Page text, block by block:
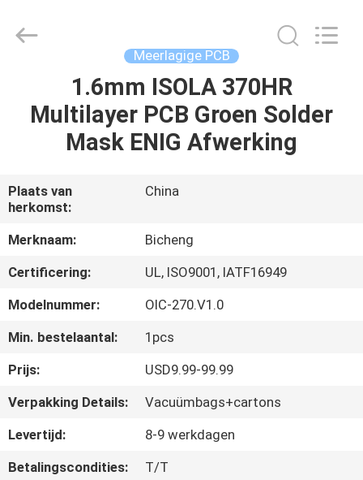
PRODUCTEN
VIDEO'S
OVER
ONS
KWALITEITSCONTROLE
NEEM
Technology
Meerlagige PCB
1.6mm ISOLA 370HR
Multilayer PCB Groen Solder
Mask ENIG Afwerking
Plaats van
herkomst:
China
Merknaam:
Bicheng
Certificering:
UL, ISO9001, IATF16949
Modelnummer:
OIC-270.V1.0
Min. bestelaantal:
1pcs
Prijs:
USD9.99-99.99
Verpakking Details:
Vacuümbags+cartons
Levertijd:
8-9 werkdagen
Betalingscondities:
T/T